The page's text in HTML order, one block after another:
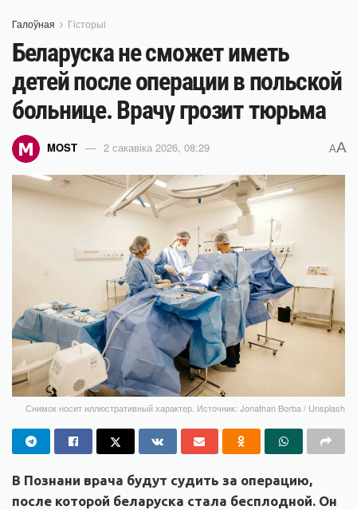
Галоўная Гісторыі
Беларуска не сможет иметь
детей после операции в польской
больнице. Врачу грозит тюрьма
MOST 2 сакавіка 2026, 08:29 AA
Снимок носит иллюстративный характер. Источник: Jonathan Borba / Unsplash
В Познани врача будут судить за операцию,
после которой беларуска стала бесплодной. Он